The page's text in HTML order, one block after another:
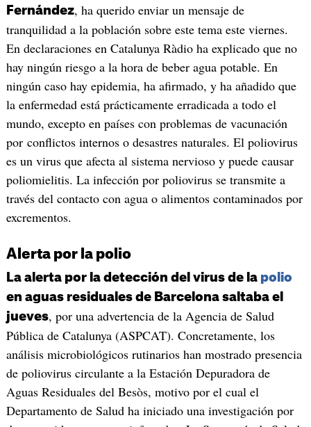
Fernández, ha querido enviar un mensaje de
tranquilidad a la población sobre este tema este viernes.
En declaraciones en Catalunya Ràdio ha explicado que no
hay ningún riesgo a la hora de beber agua potable. En
ningún caso hay epidemia, ha afirmado, y ha añadido que
la enfermedad está prácticamente erradicada a todo el
mundo, excepto en países con problemas de vacunación
por conflictos internos o desastres naturales. El poliovirus
es un virus que afecta al sistema nervioso y puede causar
poliomielitis. La infección por poliovirus se transmite a
través del contacto con agua o alimentos contaminados por
excrementos.
Alerta por la polio
La alerta por la detección del virus de la polio
en aguas residuales de Barcelona saltaba el
jueves, por una advertencia de la Agencia de Salud
Pública de Catalunya (ASPCAT). Concretamente, los
análisis microbiológicos rutinarios han mostrado presencia
de poliovirus circulante a la Estación Depuradora de
Aguas Residuales del Besòs, motivo por el cual el
Departamento de Salud ha iniciado una investigación por